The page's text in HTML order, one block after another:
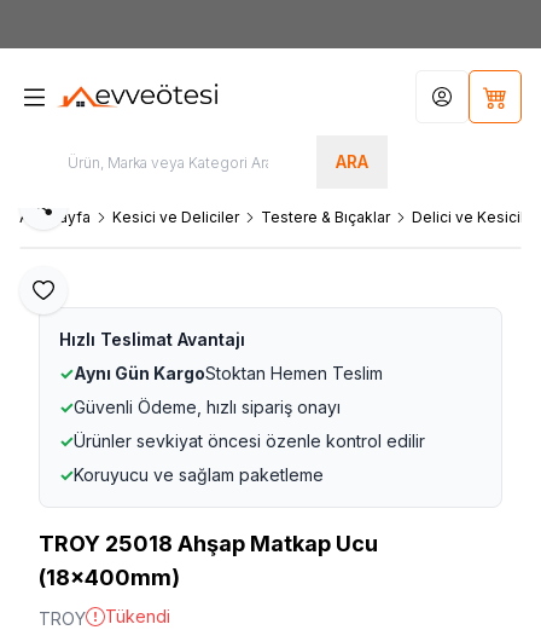
ARA
Hesabım
Ana Sayfa Kesici ve Deliciler Testere & Bıçaklar Delici ve Kesiciler
Favoriye Ekle
Paylaş
Hızlı Teslimat Avantajı
✓Aynı Gün KargoStoktan Hemen Teslim
✓Güvenli Ödeme, hızlı sipariş onayı
✓Ürünler sevkiyat öncesi özenle kontrol edilir
✓Koruyucu ve sağlam paketleme
TROY 25018 Ahşap Matkap Ucu
(18x400mm)
TROY Tükendi